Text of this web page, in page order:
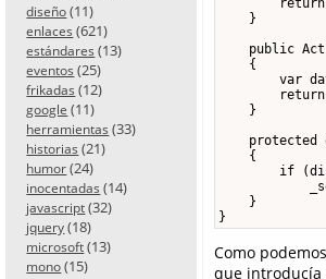
diseño (11)
enlaces (621)
estándares (13)
eventos (25)
frikadas (12)
google (11)
herramientas (33)
historias (21)
humor (24)
inocentadas (14)
javascript (32)
jquery (18)
microsoft (13)
mono (15)
    }
public
    {
var
    }
protected
    {
if
    }
}
Como
que introducía